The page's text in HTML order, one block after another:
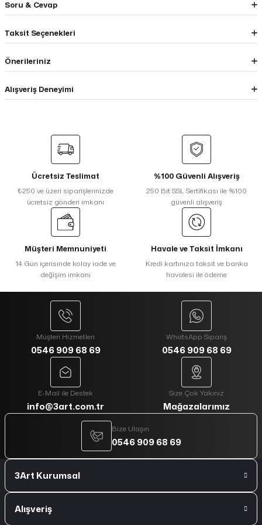
Soru & Cevap
Taksit Seçenekleri
Önerileriniz
Alışveriş Deneyimi
Ücretsiz Teslimat
₺250 ve üzeri siparişlerinizde
ücretsiz gönderi imkanı
%100 Güvenli Alışveriş
250 Bit SSL Sertifikası ile %100
güvenli alışveriş
Müşteri Memnuniyeti
14 Gün içerisinde kolay iade ve
değişim imkanı
Havale ve Taksit İmkanı
Kredi kartınıza taksit ve banka
havalesi ile ödeme
Müşteri Hizmetleri
0546 909 68 69
WhatsApp Sipariş
0546 909 68 69
E-Mail ile Destek
info@3art.com.tr
Size Çok Yakınız
Mağazalarımız
Bize Ulaşın
0546 909 68 69
3Art Kurumsal
Alışveriş